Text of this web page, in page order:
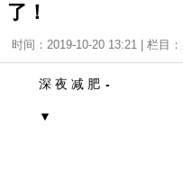
了！
时间：2019-10-20 13:21 | 栏目：
深 夜 减 肥 -
▼